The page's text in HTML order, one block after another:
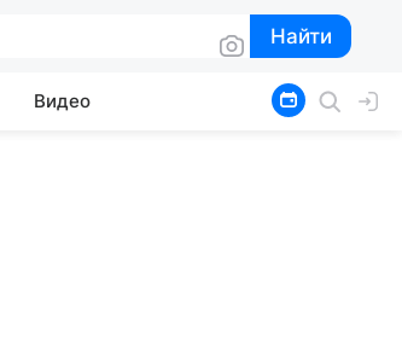
Найти
Найти
Видео